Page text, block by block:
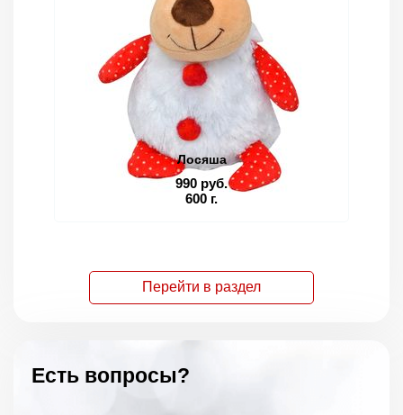
Лосяша
990 руб.
600 г.
Перейти в раздел
Есть вопросы?